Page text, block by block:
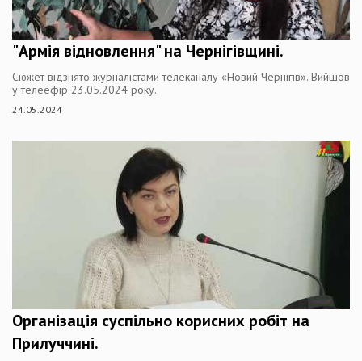
"Армія відновлення" на Чернігівщині.
Сюжет відзнято журналістами телеканалу «Новий Чернігів». Вийшов
у телеефір 23.05.2024 року.
24.05.2024
Організація суспільно корисних робіт на
Прилуччині.